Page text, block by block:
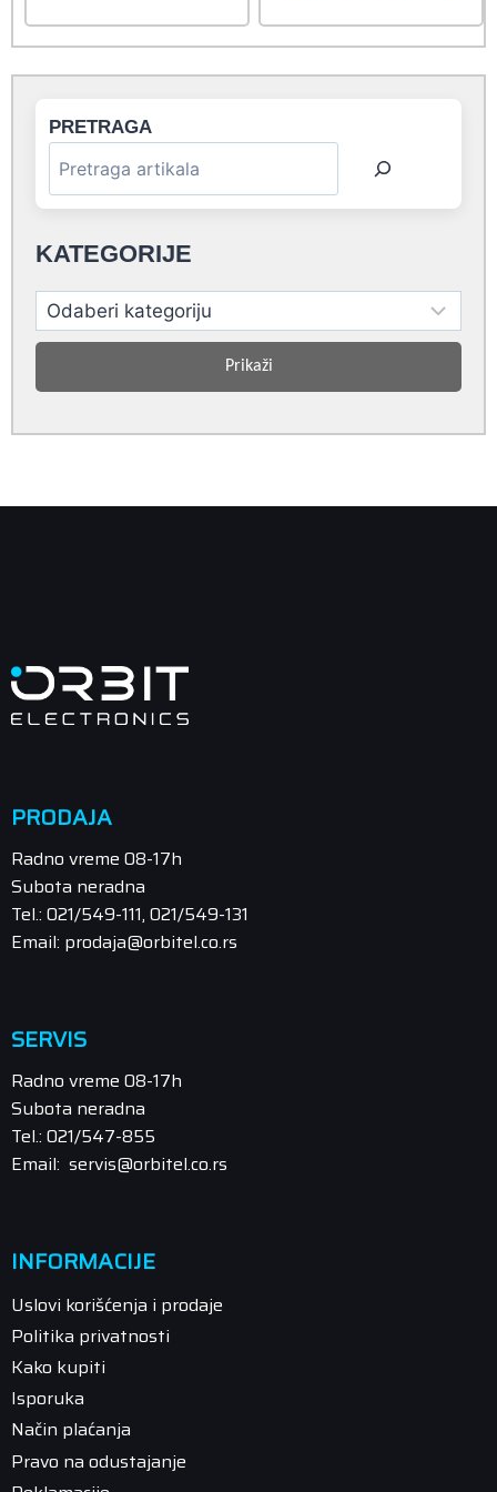
PRETRAGA
KATEGORIJE
Prikaži
PRODAJA
Radno vreme 08-17h
Subota neradna
Tel.: 021/549-111, 021/549-131
Email: prodaja@orbitel.co.rs
SERVIS
Radno vreme 08-17h
Subota neradna
Tel.: 021/547-855
Email: servis@orbitel.co.rs
INFORMACIJE
Uslovi korišćenja i prodaje
Politika privatnosti
Kako kupiti
Isporuka
Način plaćanja
Pravo na odustajanje